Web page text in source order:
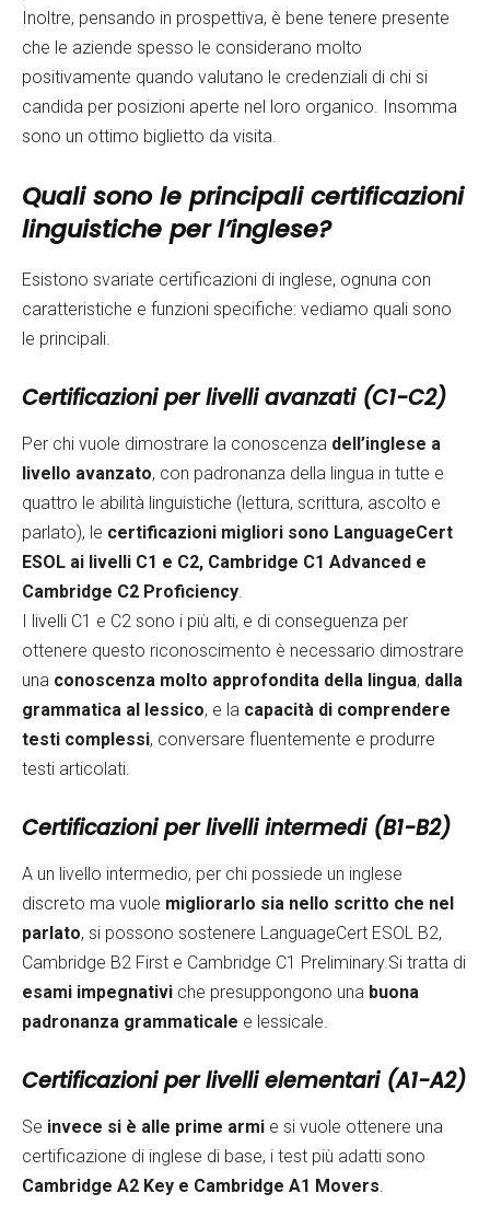
Inoltre, pensando in prospettiva, è bene tenere presente
che le aziende spesso le considerano molto
positivamente quando valutano le credenziali di chi si
candida per posizioni aperte nel loro organico. Insomma
sono un ottimo biglietto da visita.
Quali sono le principali certificazioni
linguistiche per l’inglese?
Esistono svariate certificazioni di inglese, ognuna con
caratteristiche e funzioni specifiche: vediamo quali sono
le principali.
Certificazioni per livelli avanzati (C1-C2)
Per chi vuole dimostrare la conoscenza dell’inglese a
livello avanzato, con padronanza della lingua in tutte e
quattro le abilità linguistiche (lettura, scrittura, ascolto e
parlato), le certificazioni migliori sono LanguageCert
ESOL ai livelli C1 e C2, Cambridge C1 Advanced e
Cambridge C2 Proficiency.
I livelli C1 e C2 sono i più alti, e di conseguenza per
ottenere questo riconoscimento è necessario dimostrare
una conoscenza molto approfondita della lingua, dalla
grammatica al lessico, e la capacità di comprendere
testi complessi, conversare fluentemente e produrre
testi articolati.
Certificazioni per livelli intermedi (B1-B2)
A un livello intermedio, per chi possiede un inglese
discreto ma vuole migliorarlo sia nello scritto che nel
parlato, si possono sostenere LanguageCert ESOL B2,
Cambridge B2 First e Cambridge C1 Preliminary.Si tratta di
esami impegnativi che presuppongono una buona
padronanza grammaticale e lessicale.
Certificazioni per livelli elementari (A1-A2)
Se invece si è alle prime armi e si vuole ottenere una
certificazione di inglese di base, i test più adatti sono
Cambridge A2 Key e Cambridge A1 Movers.